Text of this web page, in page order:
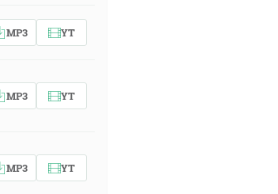
MP3 YT
MP3 YT
MP3 YT